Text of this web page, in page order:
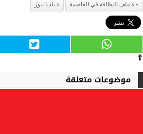
ة ملف النظافة في العاصمة
بلدنا نيوز
⇧
موضوعات متعلقة